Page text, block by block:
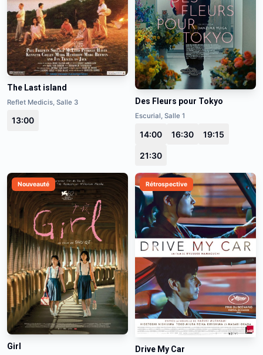
The Last island
Reflet Medicis, Salle 3
13:00
Des Fleurs pour Tokyo
Escurial, Salle 1
14:00 16:30 19:15
21:30
Nouveauté
Girl
Rétrospective
Drive My Car